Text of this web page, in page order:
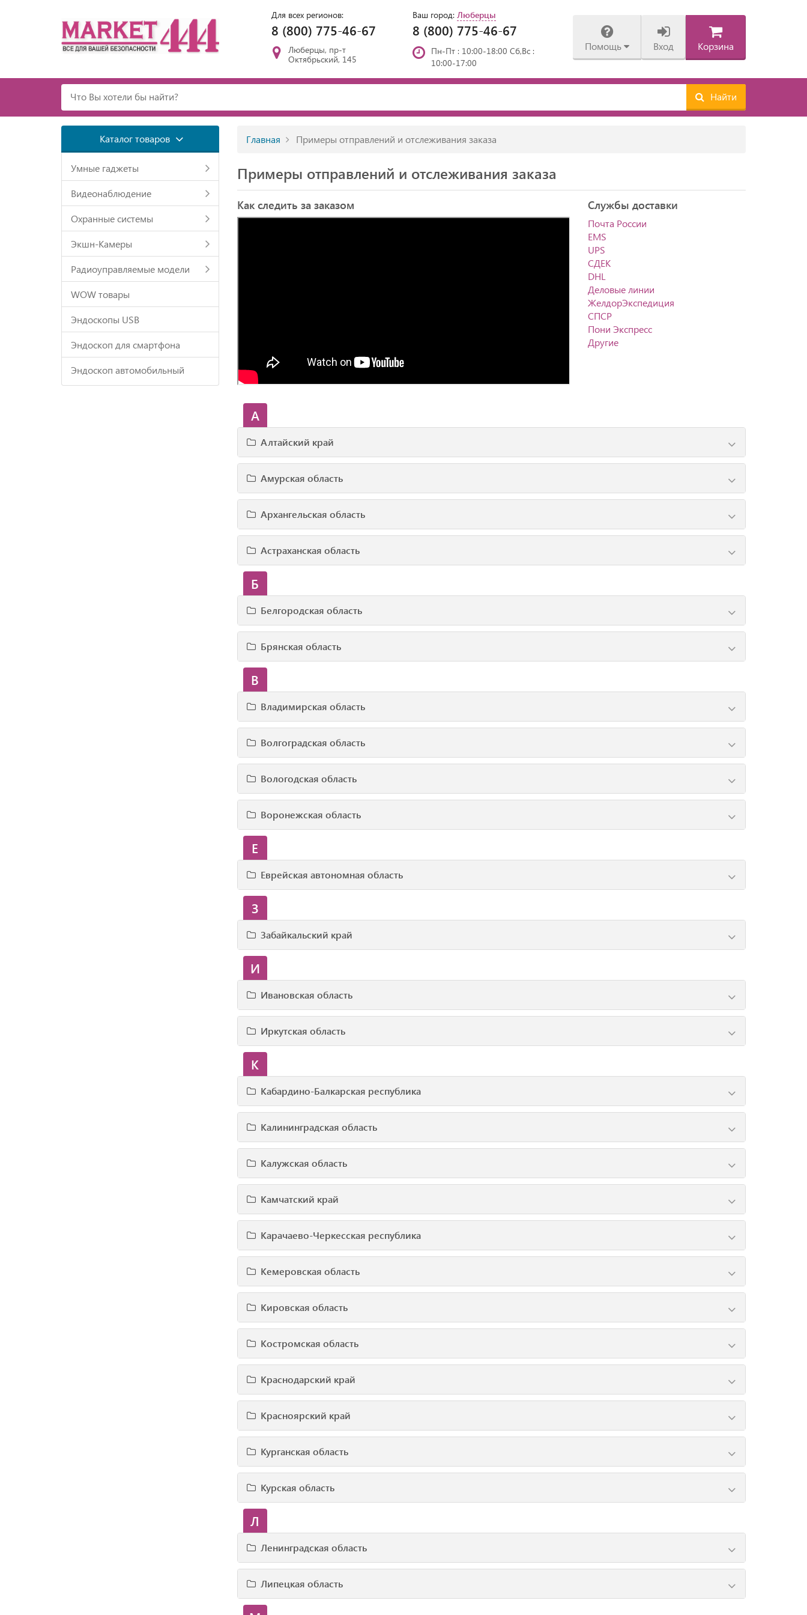
Для всех регионов:
8 (800) 775-46-67
Ваш город: Люберцы
8 (800) 775-46-67
Люберцы, пр-т
Октябрьский, 145
Пн-Пт : 10:00-18:00 Сб,Вс :
10:00-17:00
Помощь Вход Корзина
Найти
Каталог товаров
Умные гаджеты
Видеонаблюдение
Охранные системы
Экшн-Камеры
Радиоуправляемые модели
WOW товары
Эндоскопы USB
Эндоскоп для смартфона
Эндоскоп автомобильный
Главная Примеры отправлений и отслеживания заказа
Примеры отправлений и отслеживания заказа
Как следить за заказом Службы доставки
Почта России
EMS
UPS
СДЕК
DHL
Деловые линии
ЖелдорЭкспедиция
СПСР
Пони Экспресс
Другие
А
Алтайский край
Амурская область
Архангельская область
Астраханская область
Б
Белгородская область
Брянская область
В
Владимирская область
Волгоградская область
Вологодская область
Воронежская область
Е
Еврейская автономная область
З
Забайкальский край
И
Ивановская область
Иркутская область
К
Кабардино-Балкарская республика
Калининградская область
Калужская область
Камчатский край
Карачаево-Черкесская республика
Кемеровская область
Кировская область
Костромская область
Краснодарский край
Красноярский край
Курганская область
Курская область
Л
Ленинградская область
Липецкая область